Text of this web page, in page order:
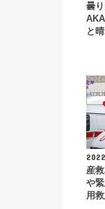
曇
と
産
や
用